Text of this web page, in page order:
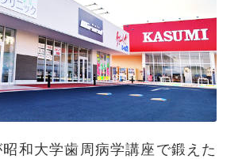
和大学歯周病学講座で鍛えた